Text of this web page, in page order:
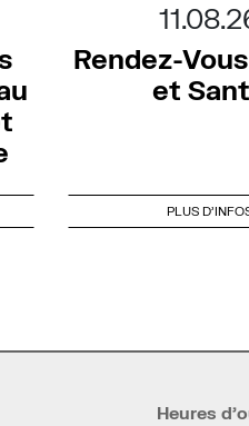
Rendez-
et
PLUS
Heures